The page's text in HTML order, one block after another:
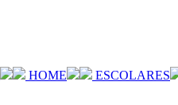
HOME ESCOLARES